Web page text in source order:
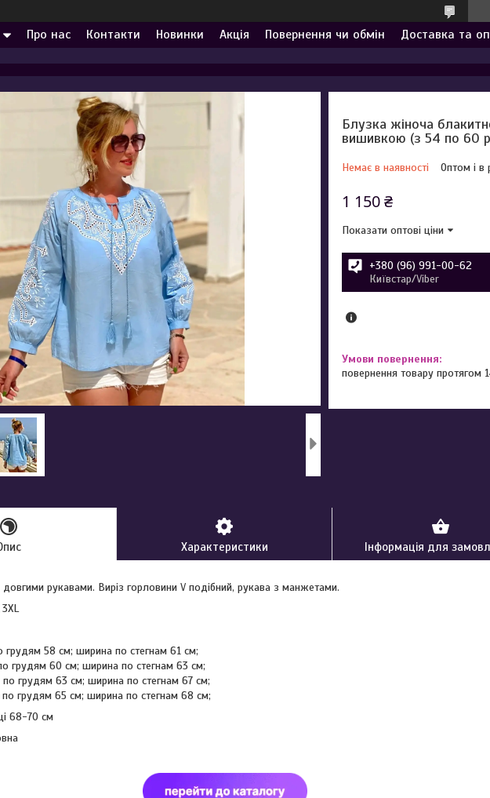
Про нас Контакти Новинки Акція Повернення чи обмін Доставка та
Блузка жіноча
вишивкою (з 54 по 60
Немає в наявності Оптом і в
1 150 ₴
Показати оптові ціни
+380 (96) 991-00-62
Київстар/Viber
повернення товару протягом
Характеристики Інформація для
довгими рукавами. Виріз горловини V подібний, рукава з манжетами.
грудям 58 см; ширина по стегнам 61 см;
грудям 60 см; ширина по стегнам 63 см;
грудям 63 см; ширина по стегнам 67 см;
грудям 65 см; ширина по стегнам 68 см;
68-70 см